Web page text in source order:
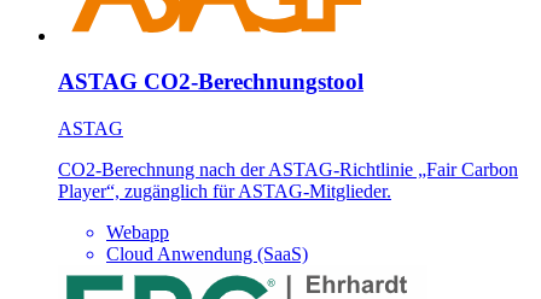
ASTAG CO2-Berechnungstool
ASTAG
CO2-Berechnung nach der ASTAG-Richtlinie „Fair Carbon
Player“, zugänglich für ASTAG-Mitglieder.
Webapp
Cloud Anwendung (SaaS)